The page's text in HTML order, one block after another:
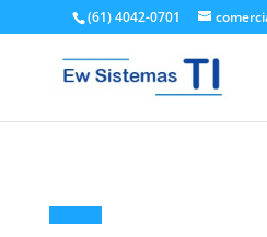
(61) 4042-0701